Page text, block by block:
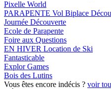
Pixelle World
PARAPENTE Vol Biplace
Journée Découverte
Ecole de Parapente
Foire aux Questions
EN HIVER Location de Ski
Fantasticable
Explor Games
Bois des Lutins
Vous êtes encore indécis ? voir